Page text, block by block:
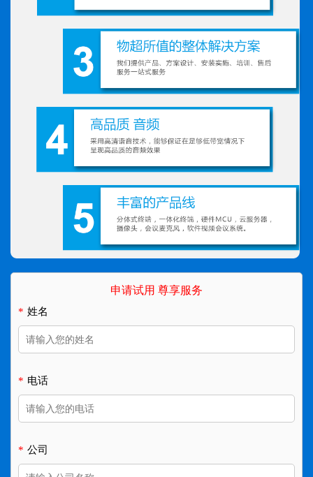
申请试用 尊享服务
* 姓名
* 电话
* 公司